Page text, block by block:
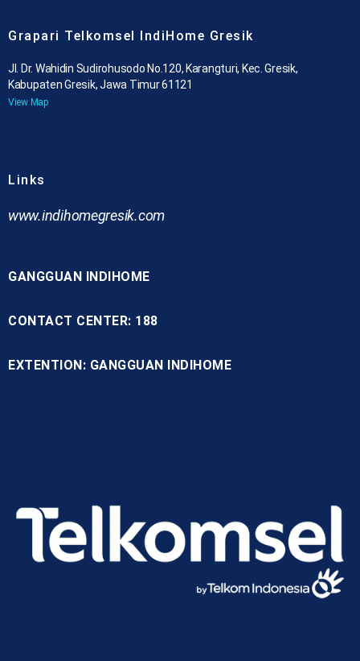
Grapari Telkomsel IndiHome Gresik
Jl. Dr. Wahidin Sudirohusodo No.120, Karangturi, Kec. Gresik,
Kabupaten Gresik, Jawa Timur 61121
View Map
Links
www.indihomegresik.com
GANGGUAN INDIHOME
CONTACT CENTER: 188
EXTENTION: GANGGUAN INDIHOME